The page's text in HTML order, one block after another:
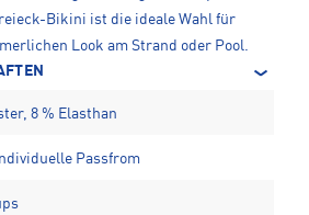
Bikini ist die ideale Wahl für
Look am Strand oder Pool.
8 % Elasthan
Passfrom